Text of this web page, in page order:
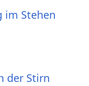
im Stehen
der Stirn